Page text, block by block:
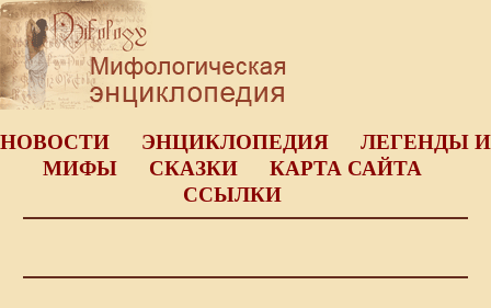
НОВОСТИ ЭНЦИКЛОПЕДИЯ
ЛЕГЕНДЫ И
МИФЫ
СКАЗКИ
КАРТА САЙТА
ССЫЛКИ